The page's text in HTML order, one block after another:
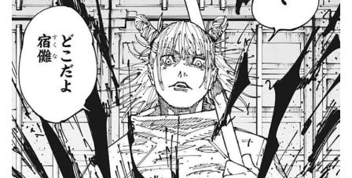
超能力が使えるようになったので限界まで極める事にした件
北原ももさんの挑発!!!
【画像】『プリズマ☆イリヤ』の新グッズ、流石に一線を越
えてしまう
敵「ダンクーガは合体するまでが長過ぎてつまらない」←合
体する前から面白いんだよなぁ
まとめチェッカーは閉鎖しました。RSSの解除をお願いしま
す。
【信長の野望・新生】米問屋をどういう時にどこに建てるの
かわからない